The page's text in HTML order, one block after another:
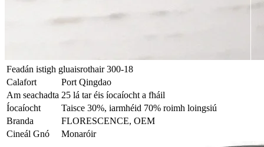
Feadán istigh gluaisrothair 300-18
Calafort
Port Qingdao
Am seachadta 25 lá tar éis íocaíocht a fháil
Íocaíocht
Taisce 30%, iarmhéid 70% roimh loingsiú
Branda
FLORESCENCE, OEM
Cineál Gnó
Monaróir